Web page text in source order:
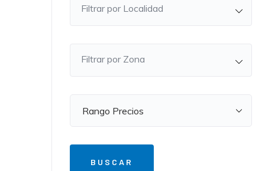
Filtrar por Localidad
Filtrar por Zona